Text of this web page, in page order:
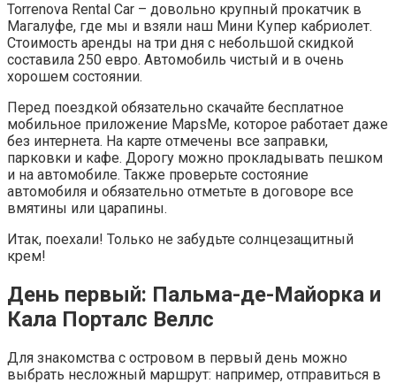
Torrenova Rental Car – довольно крупный прокатчик в
Магалуфе, где мы и взяли наш Мини Купер кабриолет.
Стоимость аренды на три дня с небольшой скидкой
составила 250 евро. Автомобиль чистый и в очень
хорошем состоянии.
Перед поездкой обязательно скачайте бесплатное
мобильное приложение MapsMe, которое работает даже
без интернета. На карте отмечены все заправки,
парковки и кафе. Дорогу можно прокладывать пешком
и на автомобиле. Также проверьте состояние
автомобиля и обязательно отметьте в договоре все
вмятины или царапины.
Итак, поехали! Только не забудьте солнцезащитный
крем!
День первый: Пальма-де-Майорка и
Кала Порталс Веллс
Для знакомства с островом в первый день можно
выбрать несложный маршрут: например, отправиться в